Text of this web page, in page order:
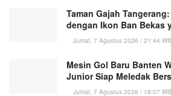
Taman Gajah
dengan Ikon Ban Bekas
Jumat, 7 Agustus 2026 / 21:44
Mesin Gol Baru Banten
Junior Siap Meledak
Jumat, 7 Agustus 2026 / 18:07